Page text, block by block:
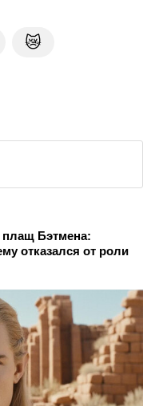
😿
плащ Бэтмена:
отказался от роли